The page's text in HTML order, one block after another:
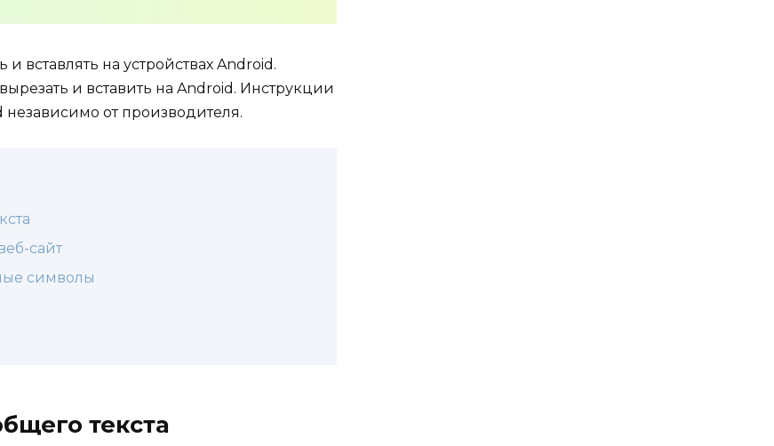
и вставлять на устройствах Android.
и вставить на Android. Инструкции
от производителя.
сайт
символы
текста